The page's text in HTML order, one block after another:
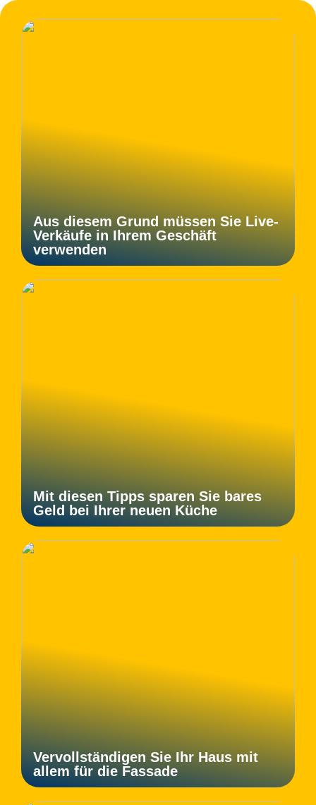
Aus diesem Grund müssen Sie Live-
Verkäufe in Ihrem Geschäft
verwenden
Mit diesen Tipps sparen Sie bares
Geld bei Ihrer neuen Küche
Vervollständigen Sie Ihr Haus mit
allem für die Fassade